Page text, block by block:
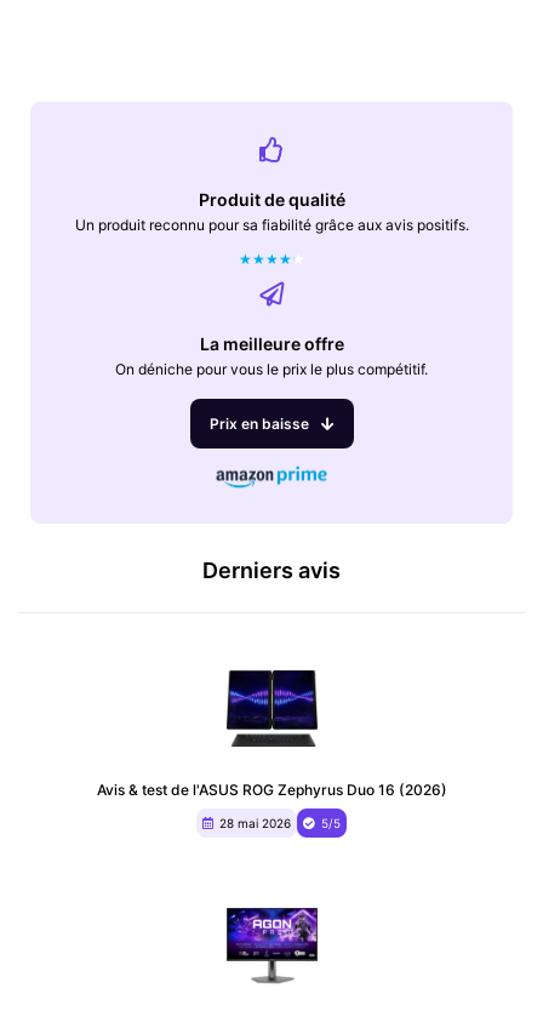
Produit de qualité
Un produit reconnu pour sa fiabilité grâce aux avis positifs.
★★★★★
La meilleure offre
On déniche pour vous le prix le plus compétitif.
Prix en baisse
Derniers avis
Avis & test de l'ASUS ROG Zephyrus Duo 16 (2026)
28 mai 2026 5/5